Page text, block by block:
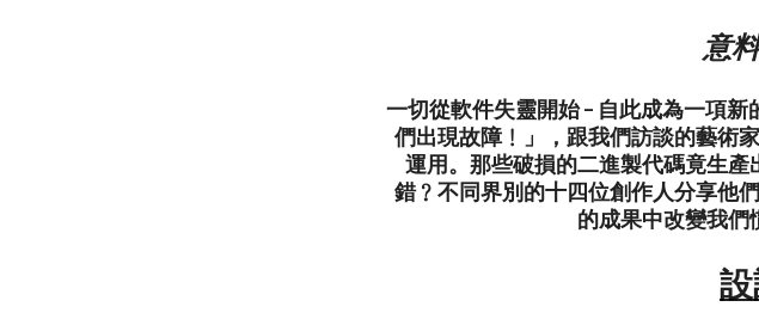
意
一切從軟件失靈開始 – 自此成為一項
們出現故障﹗」，跟我們訪談的藝術
運用。那些破損的二進製代碼竟生
錯﹖不同界別的十四位創作人分享他
的成果中改變我們
設